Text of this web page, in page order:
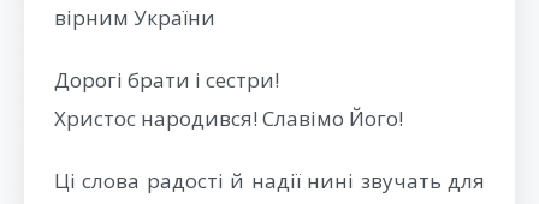
вірним України
Дорогі брати і сестри!
Христос народився! Славімо Його!
Ці слова радості й надії нині звучать для